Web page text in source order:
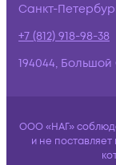
Санкт-
+7 (812) 918-98-38
194044,
ООО «НАГ»
и не